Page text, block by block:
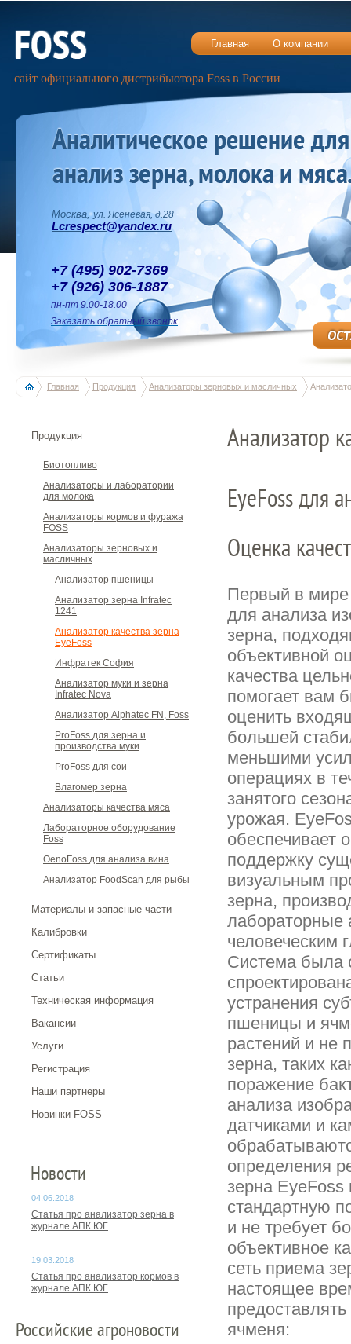
сайт официального дистрибьютора Foss в России
+7 (495) 902-7369
+7 (926) 306-1887
пн-пт 9.00-18.00
Заказать обратный звонок
Главная О компании
Москва,ул. Ясеневая, д.28
Lcrespect@yandex.ru
Главная Продукция Анализаторы зерновых и масличных
Анализатор
EyeFoss для
Оценка
Первый в мире
для анализа
зерна,
объективной
качества
помогает вам
оценить
большей
меньшими
операциях в
занятого
урожая.
обеспечивает
поддержку
визуальным
зерна,
лабораторные
человеческим
Система была
устранения
пшеницы и
растений и не
зерна, таких
поражение
анализа
датчиками и
определения
зерна EyeFoss
стандартную
и не требует
объективное
сеть приема
настоящее
ячменя:
Продукция
Биотопливо
Анализаторы и лаборатории
для молока
Анализаторы кормов и фуража
FOSS
Анализаторы зерновых и
масличных
Анализатор пшеницы
Анализатор зерна Infratec
1241
Анализатор качества зерна
EyeFoss
Инфратек София
Анализатор муки и зерна
Infratec Nova
Анализатор Alphatec FN, Foss
ProFoss для зерна и
производства муки
ProFoss для сои
Влагомер зерна
Анализаторы качества мяса
Лабораторное оборудование
Foss
OenoFoss для анализа вина
Анализатор FoodScan для рыбы
Материалы и запасные части
Калибровки
Сертификаты
Статьи
Техническая информация
Вакансии
Услуги
Регистрация
Наши партнеры
Новинки FOSS
Новости
04.06.2018
Статья про анализатор зерна в
журнале АПК ЮГ
19.03.2018
Статья про анализатор кормов в
журнале АПК ЮГ
Российские агроновости